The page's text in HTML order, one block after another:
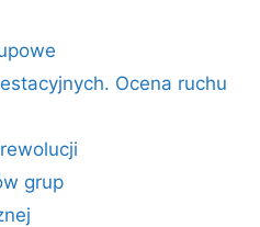
Ocena ruchu
grup